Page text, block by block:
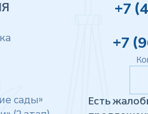
сады»
+7
+7
Есть